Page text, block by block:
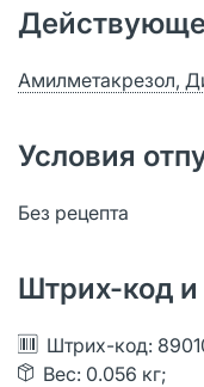
Амилметакрезол,
Условия
Без рецепта
Штрих-код и
Штрих-код:
Вес: 0.056 кг;